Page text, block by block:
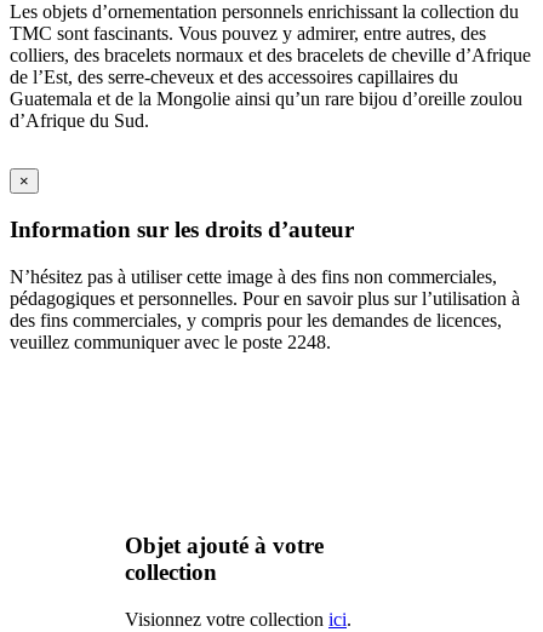
Les objets d’ornementation personnels enrichissant la collection du
TMC sont fascinants. Vous pouvez y admirer, entre autres, des
colliers, des bracelets normaux et des bracelets de cheville d’Afrique
de l’Est, des serre-cheveux et des accessoires capillaires du
Guatemala et de la Mongolie ainsi qu’un rare bijou d’oreille zoulou
d’Afrique du Sud.
×
Information sur les droits d’auteur
N’hésitez pas à utiliser cette image à des fins non commerciales,
pédagogiques et personnelles. Pour en savoir plus sur l’utilisation à
des fins commerciales, y compris pour les demandes de licences,
veuillez communiquer avec le poste 2248.
Objet ajouté à votre
collection
Visionnez votre collection ici.